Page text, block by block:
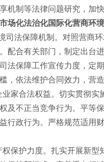
机制等法律问题研究，加
化法治化国际化营商环境
法保障机制。对照营商环
配合有关部门，制定出台
法保障工作宣传力度，定
，依法维护合同效力，营
合法权益。切实贯彻实
及不正当竞争行为。平等
行政行为。严格规范适用
护力度。扎实开展新型